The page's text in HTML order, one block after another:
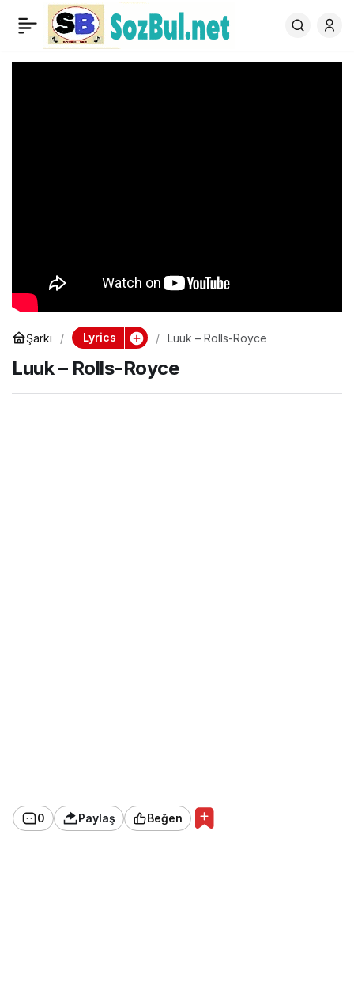
Şarkı Lyrics Luuk – Rolls-Royce
Luuk – Rolls-Royce
0 Paylaş Beğen
Luuk – Rolls-Royce